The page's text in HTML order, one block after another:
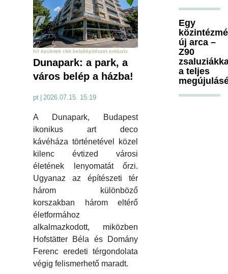
hír épületek cikk belsőépítészet exkluzív
Dunapark: a park, a
város belép a házba!
pt | 2026.07.15. 15:19
A Dunapark, Budapest
ikonikus art deco
kávéháza történetével közel
kilenc évtized városi
életének lenyomatát őrzi.
Ugyanaz az építészeti tér
három különböző
korszakban három eltérő
életformához
alkalmazkodott, miközben
Hofstätter Béla és Domány
Ferenc eredeti térgondolata
végig felismerhető maradt.
Egy
új arca –
Z90
a teljes